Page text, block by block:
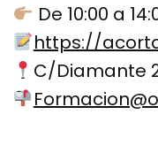
De 10:00 a
https://
C/Diamante